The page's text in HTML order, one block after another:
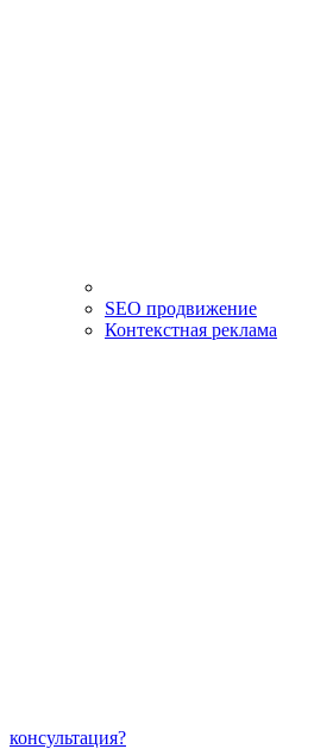
SEO продвижение
Контекстная реклама
консультация?